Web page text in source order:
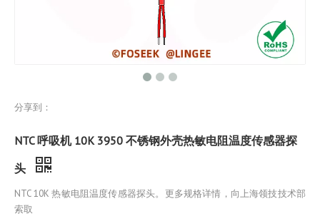
分享到：
NTC 呼吸机 10K 3950 不锈钢外壳热敏电阻温度传感器探
头
NTC 10K 热敏电阻温度传感器探头。更多规格详情，向上海领技技术部
索取